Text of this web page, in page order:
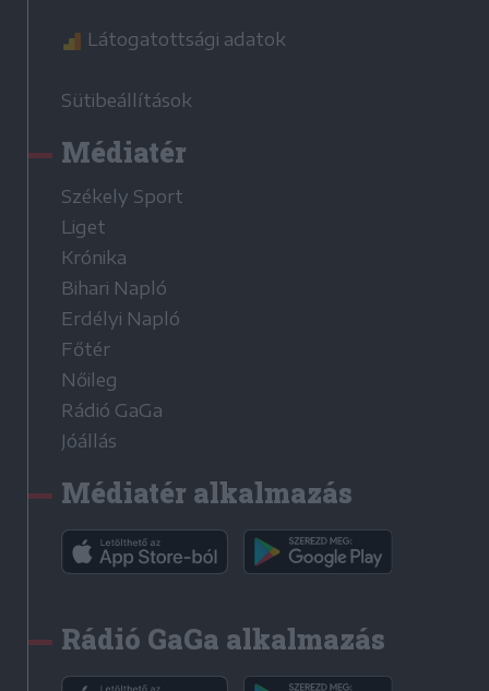
Látogatottsági adatok
Sütibeállítások
Médiatér
Székely Sport
Liget
Krónika
Bihari Napló
Erdélyi Napló
Főtér
Nőileg
Rádió GaGa
Jóállás
Médiatér alkalmazás
Rádió GaGa alkalmazás